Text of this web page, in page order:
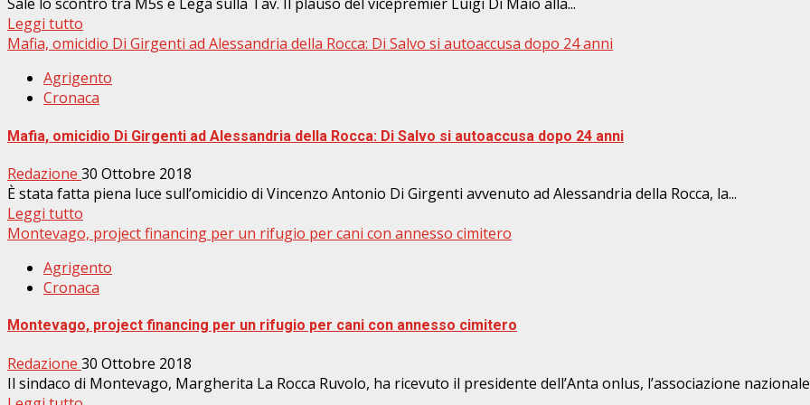
Sale lo scontro tra M5s e Lega sulla Tav. Il plauso del vicepremier Luigi Di Maio alla...
Leggi tutto
Mafia, omicidio Di Girgenti ad Alessandria della Rocca: Di Salvo si autoaccusa dopo 24 anni
Agrigento
Cronaca
Mafia, omicidio Di Girgenti ad Alessandria della Rocca: Di Salvo si autoaccusa dopo 24 anni
Redazione 30 Ottobre 2018
È stata fatta piena luce sull’omicidio di Vincenzo Antonio Di Girgenti avvenuto ad Alessandria della Rocca, la...
Leggi tutto
Montevago, project financing per un rifugio per cani con annesso cimitero
Agrigento
Cronaca
Montevago, project financing per un rifugio per cani con annesso cimitero
Redazione 30 Ottobre 2018
Il sindaco di Montevago, Margherita La Rocca Ruvolo, ha ricevuto il presidente dell’Anta onlus, l’associazione